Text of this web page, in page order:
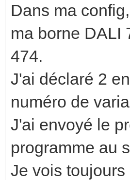
Dans ma
ma borne DALI
474.
J'ai déclaré 2
numéro de
J'ai envoyé le
programme au
Je vois